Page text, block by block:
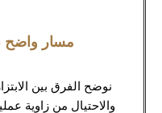
مسار واضح
نوضح الفرق بين
والاحتيال من زاوية